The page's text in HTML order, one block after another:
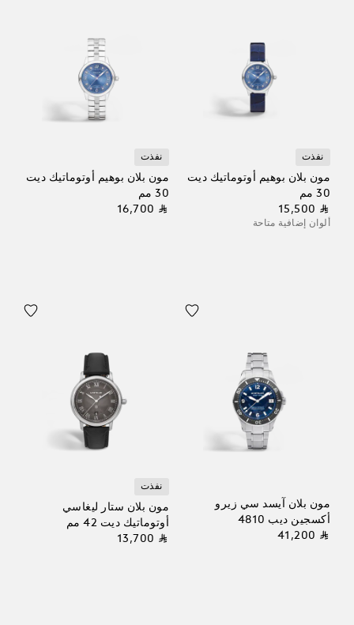
نفذت
مون بلان بوهيم أوتوماتيك ديت
30 مم
⃁ 15,500
ألوان إضافية متاحة
نفذت
مون بلان بوهيم أوتوماتيك ديت
30 مم
⃁ 16,700
مون بلان آيسد سي زيرو
أكسجين ديب 4810
⃁ 41,200
نفذت
مون بلان ستار ليغاسي
أوتوماتيك ديت 42 مم
⃁ 13,700